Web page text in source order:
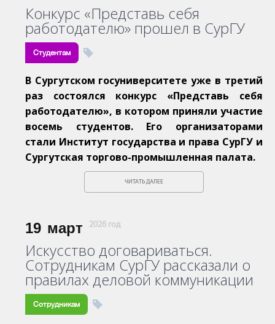
Конкурс «Представь себя
работодателю» прошел в СурГУ
Студентам
В Сургутском госуниверситете уже в третий
раз состоялся конкурс «Представь себя
работодателю», в котором приняли участие
восемь студентов. Его организаторами
стали Институт государства и права СурГУ и
Сургутская торгово-промышленная палата.
ЧИТАТЬ ДАЛЕЕ
19 март 2026 год
Искусство договариваться.
Сотрудникам СурГУ рассказали о
правилах деловой коммуникации
Сотрудникам